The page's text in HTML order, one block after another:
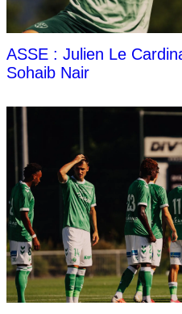
ASSE : Julien Le
Sohaib Nair